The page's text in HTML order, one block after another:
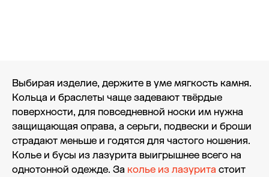
Выбирая изделие, держите в уме мягкость камня.
Кольца и браслеты чаще задевают твёрдые
поверхности, для повседневной носки им нужна
защищающая оправа, а серьги, подвески и броши
страдают меньше и годятся для частого ношения.
Колье и бусы из лазурита выигрышнее всего на
однотонной одежде. За колье из лазурита стоит